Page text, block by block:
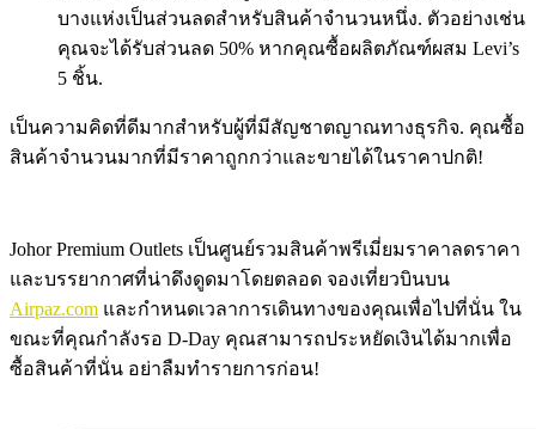
บางแห่งเป็นส่วนลดสำหรับสินค้าจำนวนหนึ่ง. ตัวอย่างเช่น
คุณจะได้รับส่วนลด 50% หากคุณซื้อผลิตภัณฑ์ผสม Levi’s
5 ชิ้น.
เป็นความคิดที่ดีมากสำหรับผู้ที่มีสัญชาตญาณทางธุรกิจ. คุณซื้อ
สินค้าจำนวนมากที่มีราคาถูกกว่าและขายได้ในราคาปกติ!
Johor Premium Outlets เป็นศูนย์รวมสินค้าพรีเมี่ยมราคาลดราคา
และบรรยากาศที่น่าดึงดูดมาโดยตลอด จองเที่ยวบินบน
Airpaz.com และกำหนดเวลาการเดินทางของคุณเพื่อไปที่นั่น ใน
ขณะที่คุณกำลังรอ D-Day คุณสามารถประหยัดเงินได้มากเพื่อ
ซื้อสินค้าที่นั่น อย่าลืมทำรายการก่อน!